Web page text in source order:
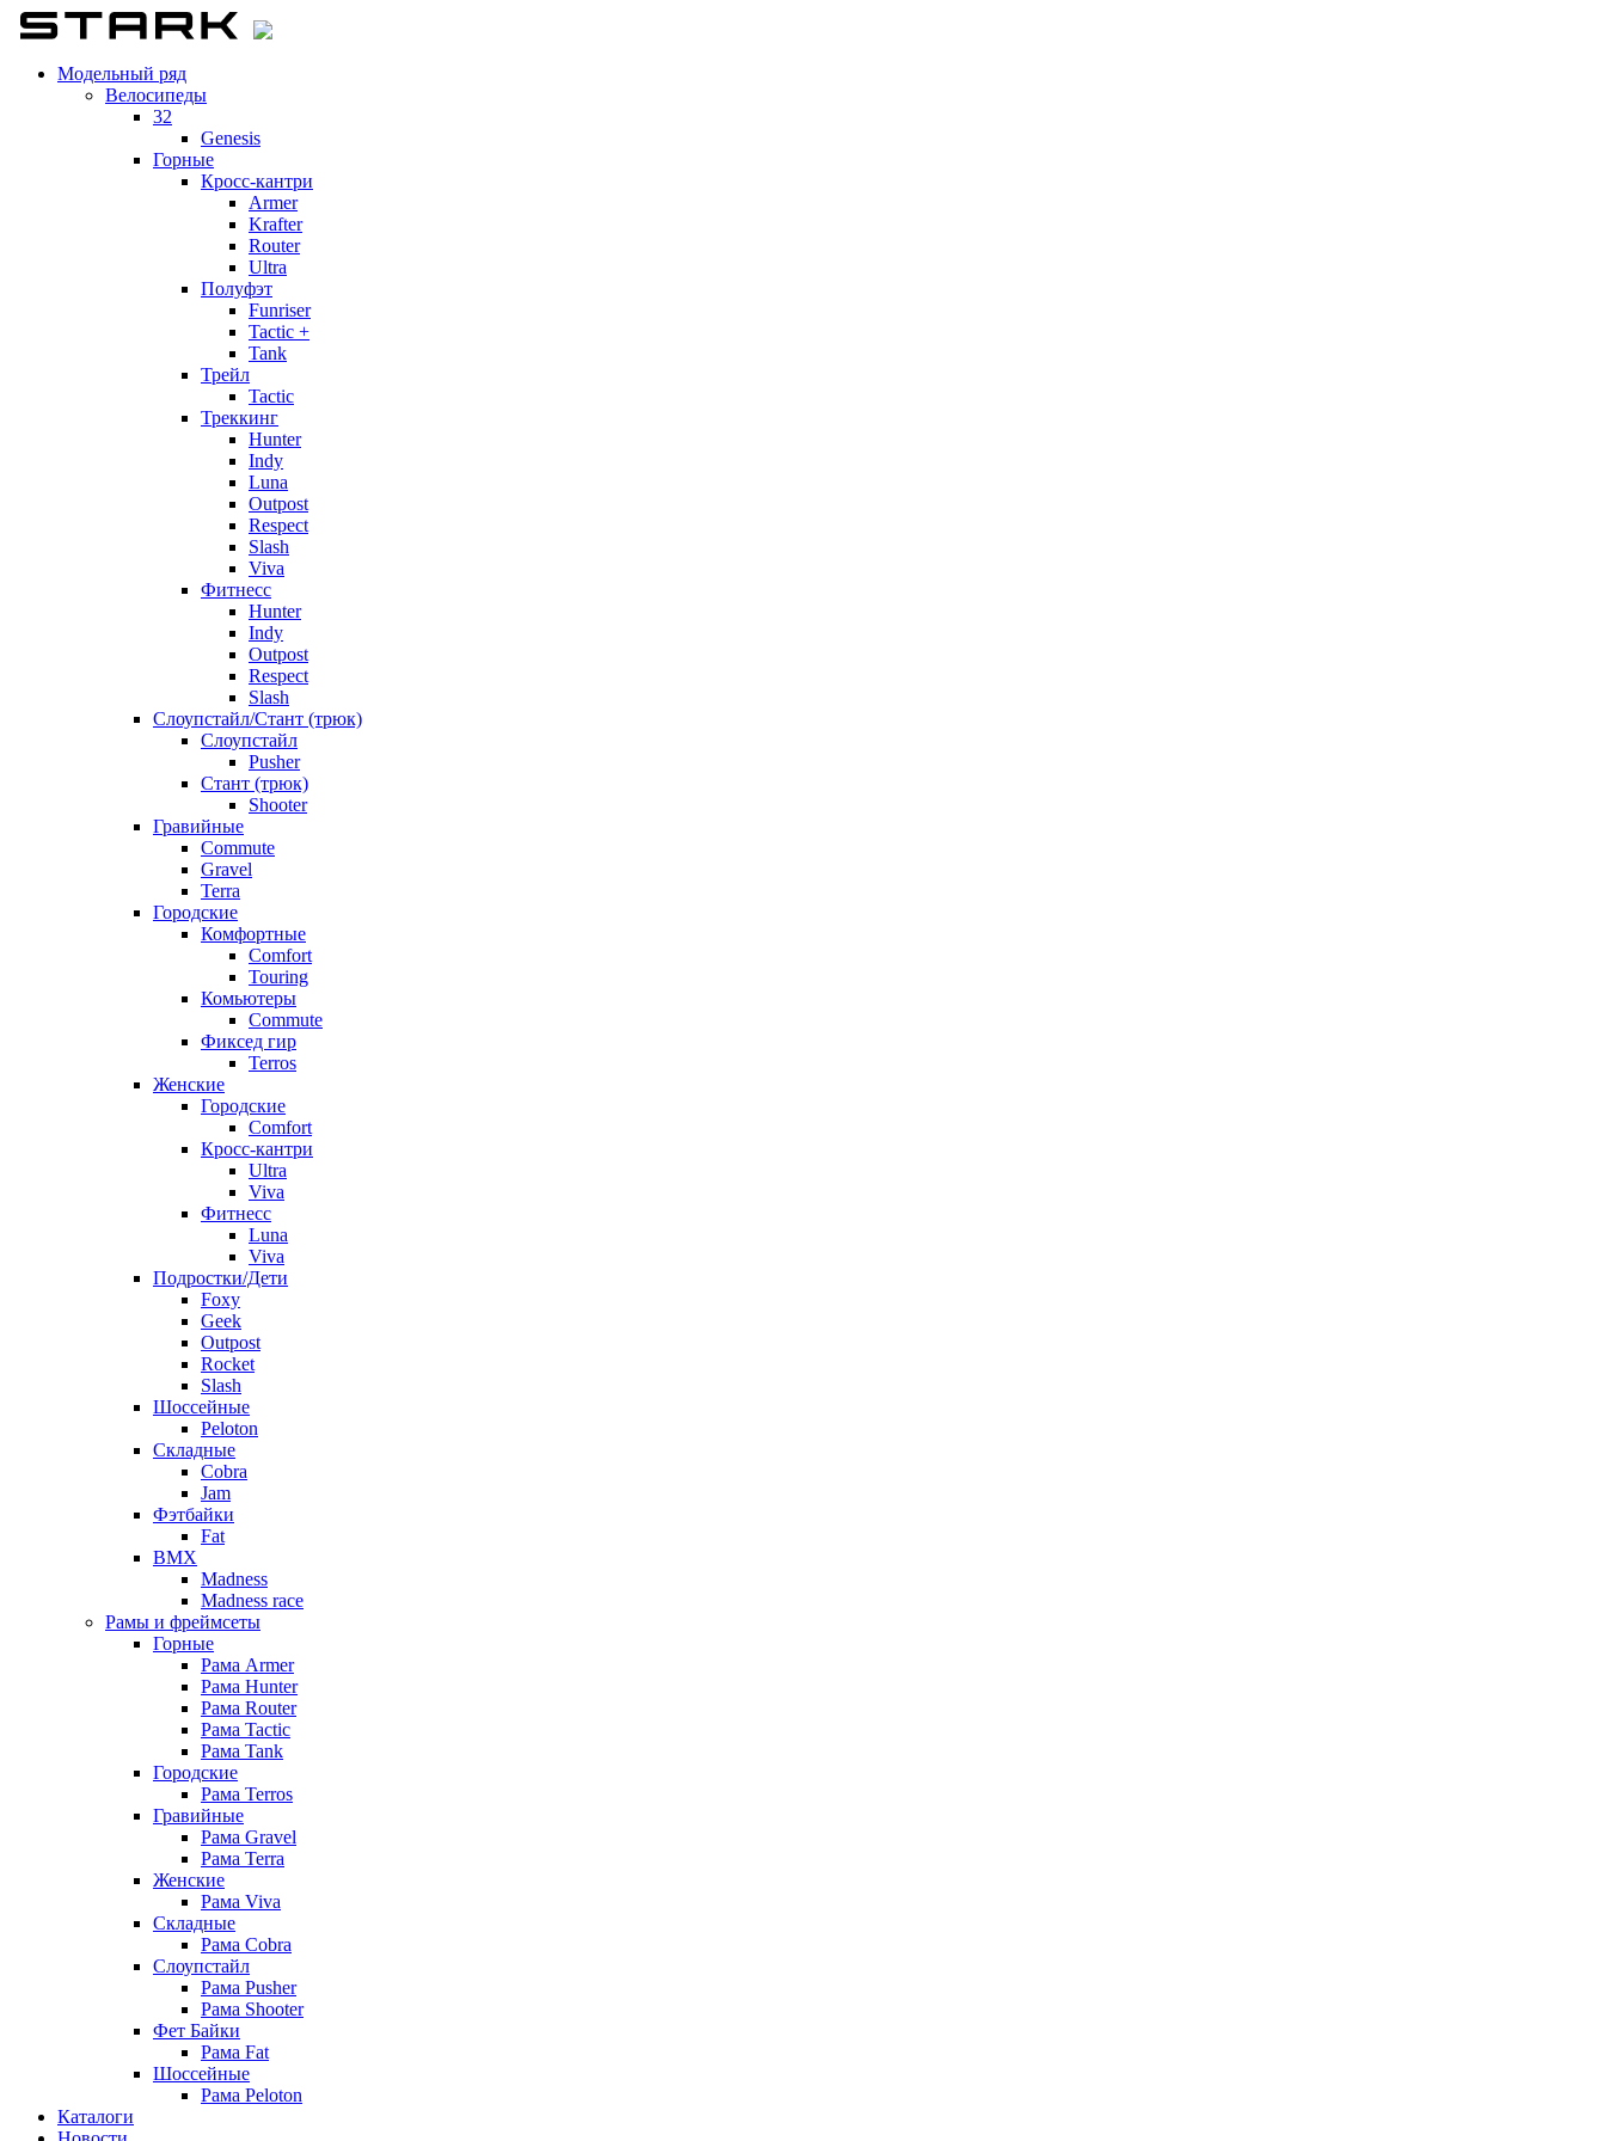
Модельный ряд
Велосипеды
32
Genesis
Горные
Кросс-кантри
Armer
Krafter
Router
Ultra
Полуфэт
Funriser
Tactic +
Tank
Трейл
Tactic
Треккинг
Hunter
Indy
Luna
Outpost
Respect
Slash
Viva
Фитнесс
Hunter
Indy
Outpost
Respect
Slash
Слоупстайл/Стант (трюк)
Слоупстайл
Pusher
Стант (трюк)
Shooter
Гравийные
Commute
Gravel
Terra
Городские
Комфортные
Comfort
Touring
Комьютеры
Commute
Фиксед гир
Terros
Женские
Городские
Comfort
Кросс-кантри
Ultra
Viva
Фитнесс
Luna
Viva
Подростки/Дети
Foxy
Geek
Outpost
Rocket
Slash
Шоссейные
Peloton
Складные
Cobra
Jam
Фэтбайки
Fat
BMX
Madness
Madness race
Рамы и фреймсеты
Горные
Рама Armer
Рама Hunter
Рама Router
Рама Tactic
Рама Tank
Городские
Рама Terros
Гравийные
Рама Gravel
Рама Terra
Женские
Рама Viva
Складные
Рама Cobra
Слоупстайл
Рама Pusher
Рама Shooter
Фет Байки
Рама Fat
Шоссейные
Рама Peloton
Каталоги